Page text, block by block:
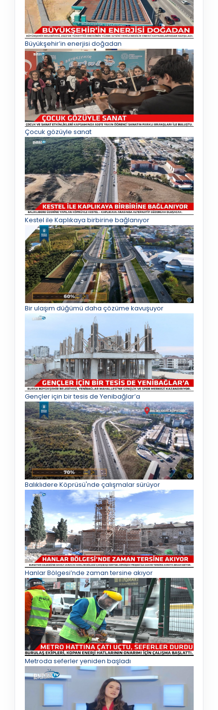
Büyükşehir’in enerjisi doğadan
Çocuk gözüyle sanat
Kestel ile Kaplıkaya birbirine bağlanıyor
Bir ulaşım düğümü daha çözüme kavuşuyor
Gençler için bir tesis de Yenibağlar’a
Balıklıdere Köprüsü'nde çalışmalar sürüyor
Hanlar Bölgesi’nde zaman tersine akıyor
Metroda seferler yeniden başladı